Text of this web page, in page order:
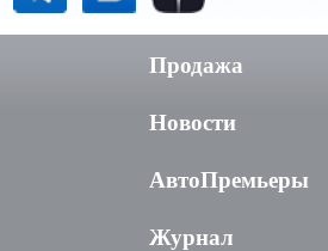
Продажа
Новости
АвтоПремьеры
Журнал